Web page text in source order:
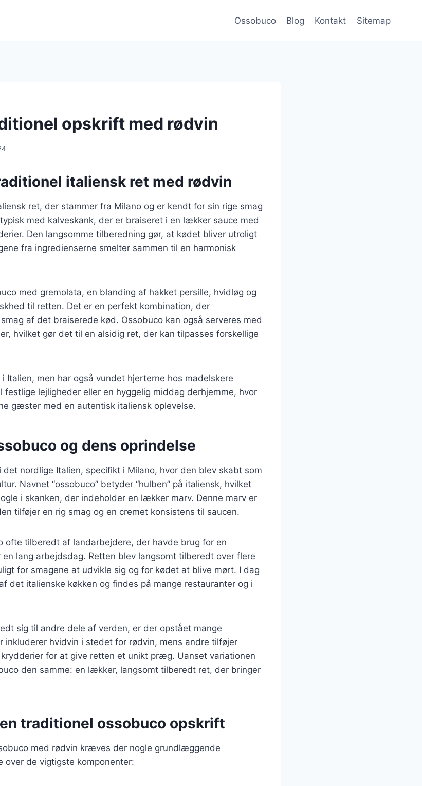
Ossobuco Blog Kontakt Sitemap
opskrift med rødvin
italiensk ret med rødvin
ret, der stammer fra Milano og er kendt for sin rige smag
med kalveskank, der er braiseret i en lækker sauce med
Den langsomme tilberedning gør, at kødet bliver utroligt
fra ingredienserne smelter sammen til en harmonisk
med gremolata, en blanding af hakket persille, hvidløg og
til retten. Det er en perfekt kombination, der
af det braiserede kød. Ossobuco kan også serveres med
hvilket gør det til en alsidig ret, der kan tilpasses forskellige
Italien, men har også vundet hjerterne hos madelskere
festlige lejligheder eller en hyggelig middag derhjemme, hvor
gæster med en autentisk italiensk oplevelse.
og dens oprindelse
det nordlige Italien, specifikt i Milano, hvor den blev skabt som
Navnet “ossobuco” betyder “hulben” på italiensk, hvilket
i skanken, der indeholder en lækker marv. Denne marv er
tilføjer en rig smag og en cremet konsistens til saucen.
ofte tilberedt af landarbejdere, der havde brug for en
lang arbejdsdag. Retten blev langsomt tilberedt over flere
for smagene at udvikle sig og for kødet at blive mørt. I dag
det italienske køkken og findes på mange restauranter og i
sig til andre dele af verden, er der opstået mange
inkluderer hvidvin i stedet for rødvin, mens andre tilføjer
for at give retten et unikt præg. Uanset variationen
den samme: en lækker, langsomt tilberedt ret, der bringer
traditionel ossobuco opskrift
med rødvin kræves der nogle grundlæggende
over de vigtigste komponenter: